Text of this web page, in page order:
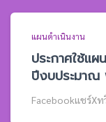
แผนดำเนินงาน
ประกาศใช้แผ
ปีงบประมาณ
Facebookแชร์Xท